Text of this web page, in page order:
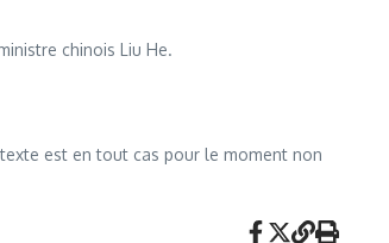
chinois Liu He.
texte est en tout cas pour le moment non